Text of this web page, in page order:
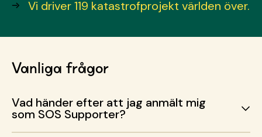
Vi driver 119 katastrofprojekt världen över.
Vanliga frågor
Vad händer efter att jag anmält mig
som SOS Supporter?